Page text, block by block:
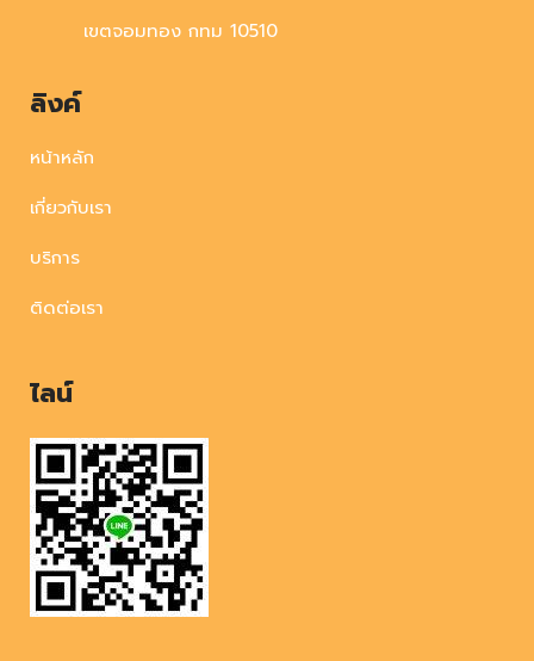
เขตจอมทอง กทม 10510
ลิงค์
หน้าหลัก
เกี่ยวกับเรา
บริการ
ติดต่อเรา
ไลน์